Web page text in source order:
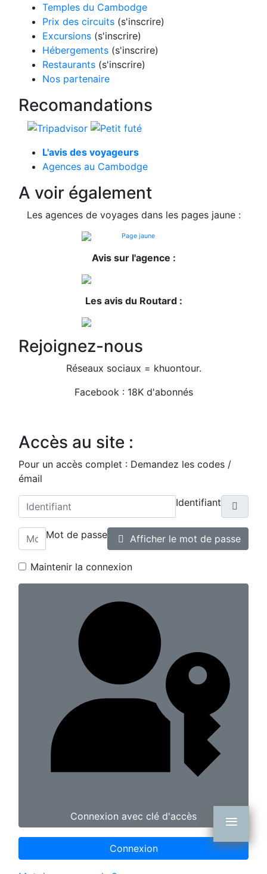
Temples du Cambodge
Prix des circuits (s'inscrire)
Excursions (s'inscrire)
Hébergements (s'inscrire)
Restaurants (s'inscrire)
Nos partenaire
Recomandations
L'avis des voyageurs
Agences au Cambodge
A voir également
Les agences de voyages dans les pages jaune :
Avis sur l'agence :
Les avis du Routard :
Rejoignez-nous
Réseaux sociaux = khuontour.
Facebook : 18K d'abonnés
Accès au site :
Pour un accès complet : Demandez les codes /
émail
Identifiant
Mot de passe Afficher le mot de passe
Maintenir la connexion
Connexion avec clé d'accès
Connexion
≡